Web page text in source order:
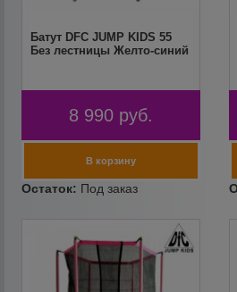
Батут DFC JUMP KIDS 55
Без лестницы Желто-синий
8 990 руб.